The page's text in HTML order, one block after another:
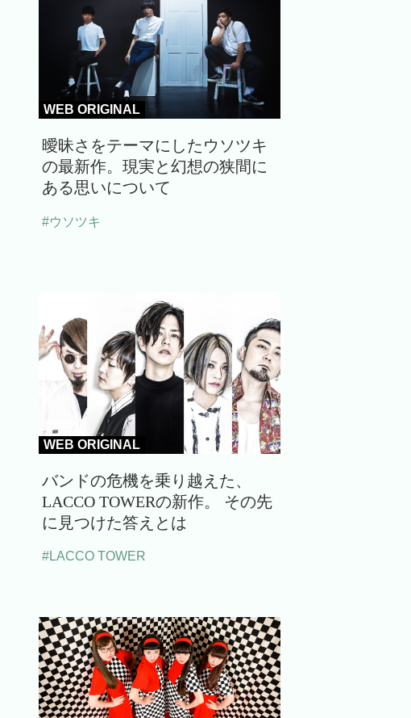
WEB ORIGINAL
曖昧さをテーマにしたウソツキ
の最新作。現実と幻想の狭間に
ある思いについて
#ウソツキ
WEB ORIGINAL
バンドの危機を乗り越えた、
LACCO TOWERの新作。 その先
に見つけた答えとは
#LACCO TOWER